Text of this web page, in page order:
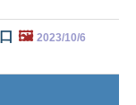
🖼️ 2023/10/6